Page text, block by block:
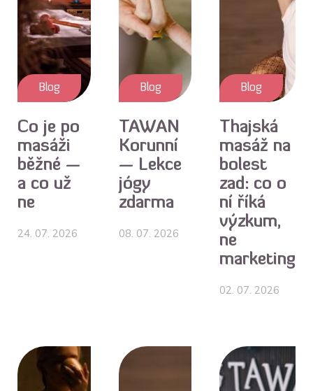
Blog
Co je po
masáži
běžné —
a co už
ne
24. 07. 2026
Blog
TAWAN
Korunní
— Lekce
jógy
zdarma
08. 07. 2026
Blog
Thajská
masáž na
bolest
zad: co o
ní říká
výzkum,
ne
marketing
02. 07. 2026